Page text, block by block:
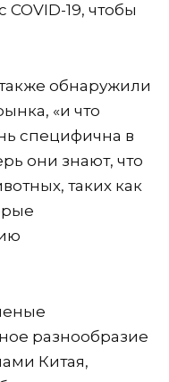
19, чтобы
обнаружили
«и что
специфична в
они знают, что
таких как
разнообразие
Китая,